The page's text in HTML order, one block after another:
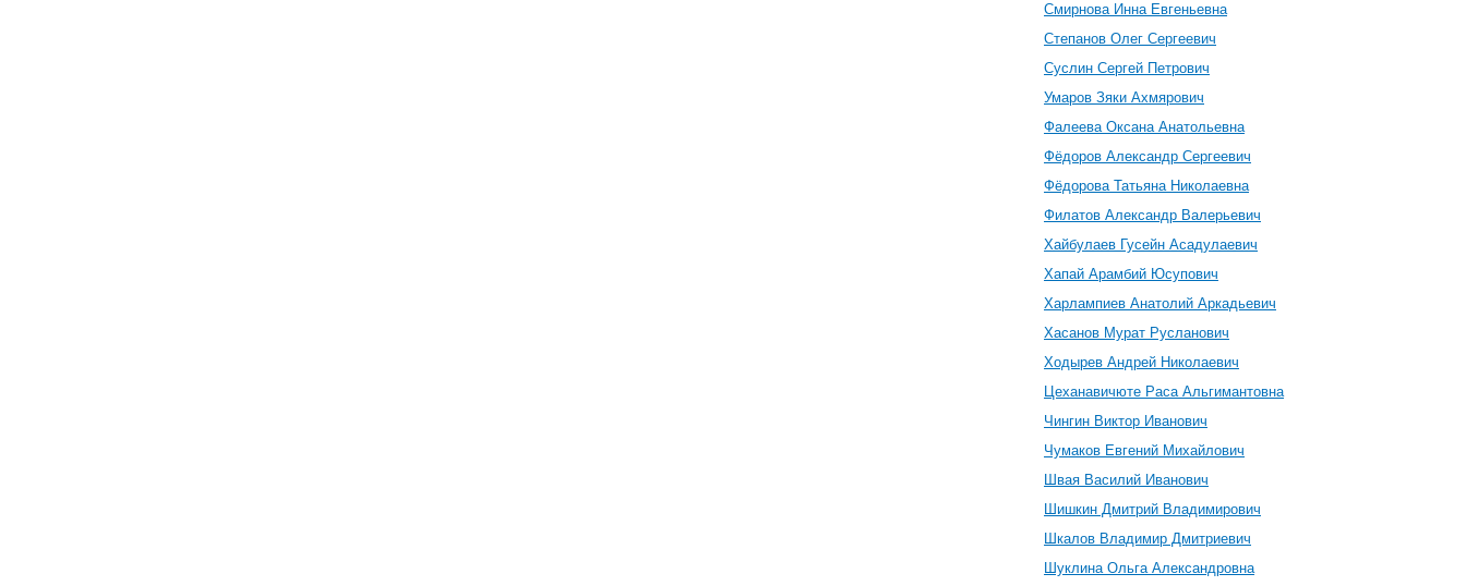
Смирнова Инна Евгеньевна
Степанов Олег Сергеевич
Суслин Сергей Петрович
Умаров Зяки Ахмярович
Фалеева Оксана Анатольевна
Фёдоров Александр Сергеевич
Фёдорова Татьяна Николаевна
Филатов Александр Валерьевич
Хайбулаев Гусейн Асадулаевич
Хапай Арамбий Юсупович
Харлампиев Анатолий Аркадьевич
Хасанов Мурат Русланович
Ходырев Андрей Николаевич
Цеханавичюте Раса Альгимантовна
Чингин Виктор Иванович
Чумаков Евгений Михайлович
Швая Василий Иванович
Шишкин Дмитрий Владимирович
Шкалов Владимир Дмитриевич
Шуклина Ольга Александровна